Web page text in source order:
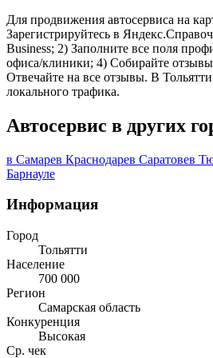
Для продвижения автосервиса на
Зарегистрируйтесь в
Business; 2) Заполните все поля
офиса/клиники; 4) Собирайте
Отвечайте на все отзывы. В
локального трафика.
Автосервис в других
в Самарев Краснодарев Саратовев
Барнауле
Информация
Город
Тольятти
Население
700 000
Регион
Самарская область
Конкуренция
Высокая
Ср. чек